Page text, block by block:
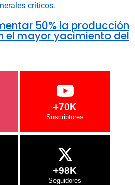
50% la producción
el mayor yacimiento del
+70K
+98K